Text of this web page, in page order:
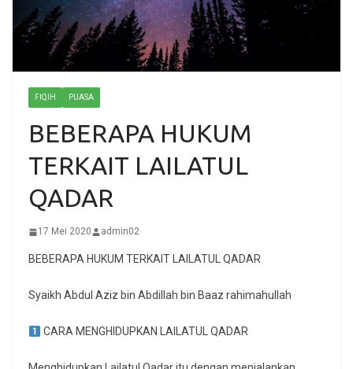
FIQIH PUASA
BEBERAPA HUKUM
TERKAIT LAILATUL
QADAR
17 Mei 2020 admin02
BEBERAPA HUKUM TERKAIT LAILATUL QADAR
Syaikh Abdul Aziz bin Abdillah bin Baaz rahimahullah
CARA MENGHIDUPKAN LAILATUL QADAR